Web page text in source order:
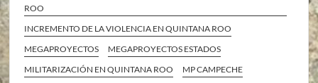
ROO
INCREMENTO DE LA VIOLENCIA EN QUINTANA ROO
MEGAPROYECTOS
MEGAPROYECTOS ESTADOS
MILITARIZACIÓN EN QUINTANA ROO
MP CAMPECHE